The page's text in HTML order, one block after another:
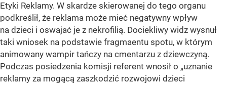
Etyki Reklamy. W skardze skierowanej do tego organu
podkreślił, że reklama może mieć negatywny wpływ
na dzieci i oswajać je z nekrofilią. Dociekliwy widz wysnuł
taki wniosek na podstawie fragmaentu spotu, w którym
animowany wampir tańczy na cmentarzu z dziewczyną.
Podczas posiedzenia komisji referent wnosił o „uznanie
reklamy za mogącą zaszkodzić rozwojowi dzieci